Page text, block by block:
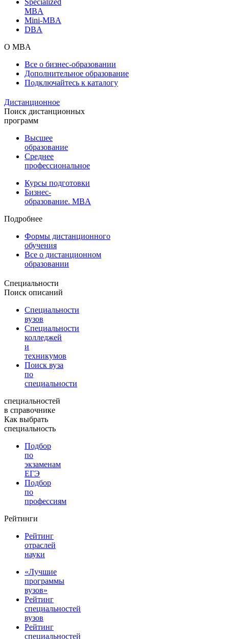
MBA
Mini-MBA
DBA
О MBA
Все о бизнес-образовании
Дополнительное образование
Подключайтесь к каталогу
Дистанционное
Поиск дистанционных
программ
Высшее
образование
Среднее
профессиональное
Курсы подготовки
Бизнес-
образование. MBA
Подробнее
Формы дистанционного
обучения
Все о дистанционном
образовании
Специальности
Поиск описаний
Специальности
вузов
Специальности
колледжей
и
техникумов
Поиск вуза
по
специальности
специальностей
в справочнике
Как выбрать
специальность
Подбор
по
экзаменам
ЕГЭ
Подбор
по
профессиям
Рейтинги
Рейтинг
отраслей
науки
«Лучшие
программы
вузов»
Рейтинг
специальностей
вузов
Рейтинг
специальностей